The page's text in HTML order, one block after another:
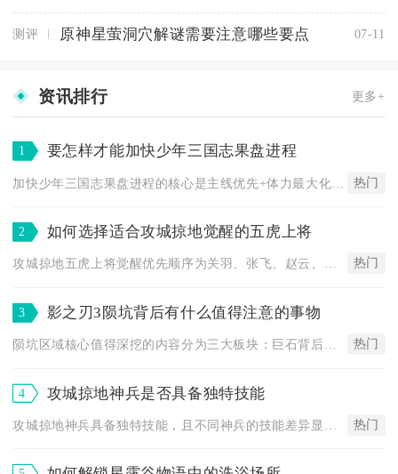
测评 原神星萤洞穴解谜需要注意哪些要点 07-11
资讯排行 更多+
1 要怎样才能加快少年三国志果盘进程
热门
2 如何选择适合攻城掠地觉醒的五虎上将
攻城掠地五虎上将觉醒优先顺序为关羽、张飞、赵云、马超、黄忠，... 热门
3 影之刃3陨坑背后有什么值得注意的事物
热门
4 攻城掠地神兵是否具备独特技能
热门